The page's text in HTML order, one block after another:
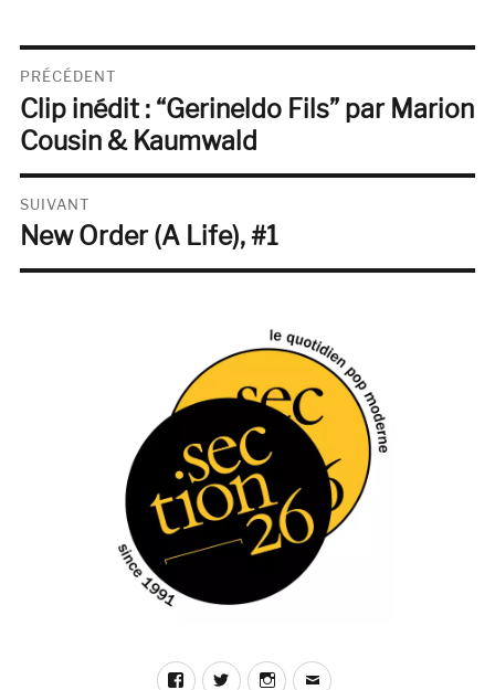
Navigation
de
l’article
PRÉCÉDENT
Publication
précédente :
Clip inédit : “Gerineldo Fils” par Marion
Cousin & Kaumwald
SUIVANT
Publication
New Order (A Life), #1
FacebookTwitterInstagram
E-